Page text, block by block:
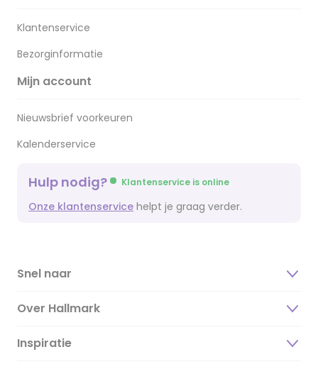
Klantenservice
Bezorginformatie
Mijn account
Nieuwsbrief voorkeuren
Kalenderservice
Hulp nodig? Klantenservice is online
Onze klantenservice helpt je graag verder.
Snel naar
Over Hallmark
Over ons
Inspiratie